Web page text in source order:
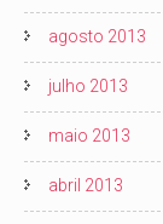
agosto 2013
julho 2013
maio 2013
abril 2013